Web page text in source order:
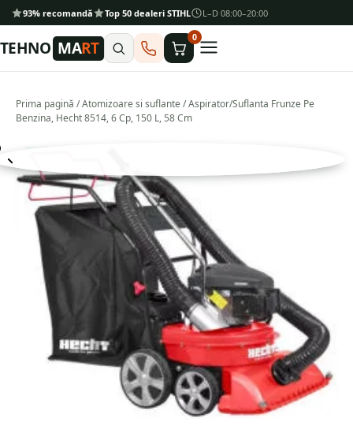
93% recomandă Top 50 dealeri STIHL L–D 08:00–20:00
TEHNO MART
0
Prima pagină /Atomizoare si suflante/ Aspirator/Suflanta Frunze Pe
Benzina, Hecht 8514, 6 Cp, 150 L, 58 Cm